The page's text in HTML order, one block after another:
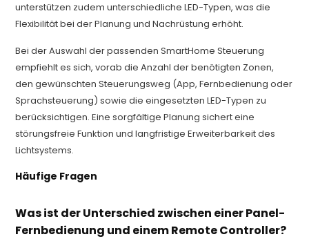
unterstützen zudem unterschiedliche LED-Typen, was die
Flexibilität bei der Planung und Nachrüstung erhöht.
Bei der Auswahl der passenden SmartHome Steuerung
empfiehlt es sich, vorab die Anzahl der benötigten Zonen,
den gewünschten Steuerungsweg (App, Fernbedienung oder
Sprachsteuerung) sowie die eingesetzten LED-Typen zu
berücksichtigen. Eine sorgfältige Planung sichert eine
störungsfreie Funktion und langfristige Erweiterbarkeit des
Lichtsystems.
Häufige Fragen
Was ist der Unterschied zwischen einer Panel-
Fernbedienung und einem Remote Controller?